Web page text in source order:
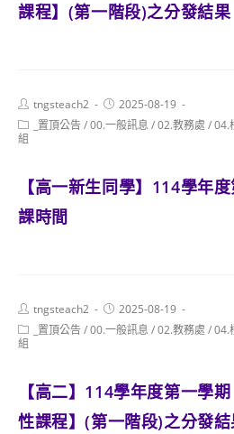
課程】(第一階段)之分發結果
Post
author:
tngsteach2
Post
published:
2025-08-19
Post
category:
_置頂公告/00.一般訊息 /02.教務處 /04.
組
【高一新生同學】114學年
課時間
Post
author:
tngsteach2
Post
published:
2025-08-19
Post
category:
_置頂公告/00.一般訊息 /02.教務處 /04.
組
【高二】114學年度第一學
性課程】(第一階段)之分發